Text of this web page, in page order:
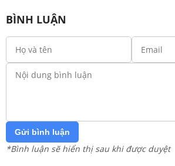
BÌNH LUẬN
Gửi bình luận
*Bình luận sẽ hiển thị sau khi được duyệt